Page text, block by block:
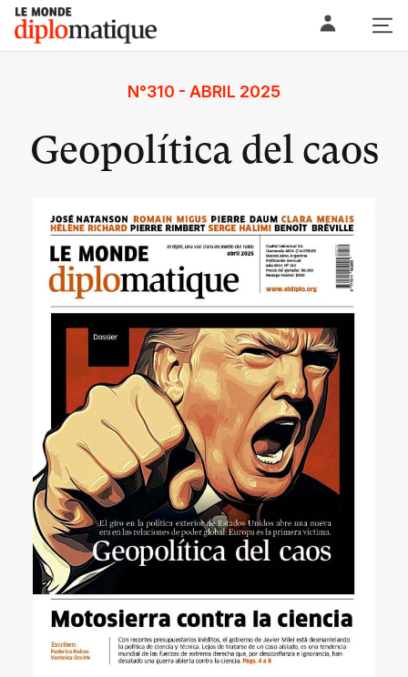
Skip
content
Le monde diplomatique
N°310 - ABRIL 2025
Geopolítica del caos